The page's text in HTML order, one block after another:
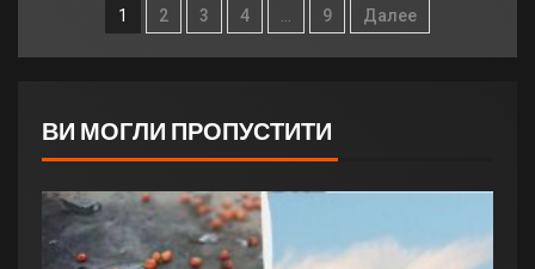
1 2 3 4 … 9 Далее
ВИ МОГЛИ ПРОПУСТИТИ